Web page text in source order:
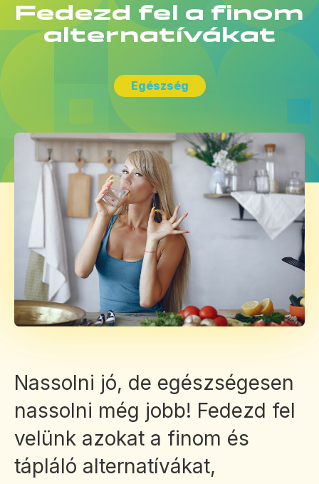
Fedezd fel a finom
alternatívákat
Egészség
Nassolni jó, de egészségesen
nassolni még jobb! Fedezd fel
velünk azokat a finom és
tápláló alternatívákat,